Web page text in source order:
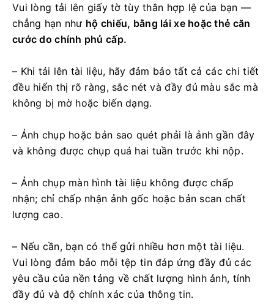
Vui lòng tải lên giấy tờ tùy thân hợp lệ của bạn —
chẳng hạn như hộ chiếu, bằng lái xe hoặc thẻ căn
cước do chính phủ cấp.
– Khi tải lên tài liệu, hãy đảm bảo tất cả các chi tiết
đều hiển thị rõ ràng, sắc nét và đầy đủ màu sắc mà
không bị mờ hoặc biến dạng.
– Ảnh chụp hoặc bản sao quét phải là ảnh gần đây
và không được chụp quá hai tuần trước khi nộp.
– Ảnh chụp màn hình tài liệu không được chấp
nhận; chỉ chấp nhận ảnh gốc hoặc bản scan chất
lượng cao.
– Nếu cần, bạn có thể gửi nhiều hơn một tài liệu.
Vui lòng đảm bảo mỗi tệp tin đáp ứng đầy đủ các
yêu cầu của nền tảng về chất lượng hình ảnh, tính
đầy đủ và độ chính xác của thông tin.